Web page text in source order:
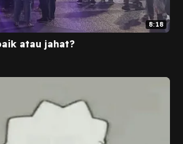
8:18
atau jahat?